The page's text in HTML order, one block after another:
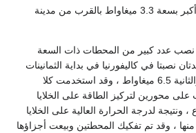
كما تم بناء محطة أخرى أكبر بسعة 3.3 ميغاواط بالقرب من مدينة
نصب عدد كبير من المحطات ذات السعة
نصبتا في كاليفورنيا في بداية الثمانينات
سعة الأولى 1 ميغاواط والثانية 6.5 ميغاواط ، وقد استخدمت كلا
محورين لتركيز الطاقة على الخلايا
لدرجة الحرارة العالية على الخلايا
، وقد تم تفكيك المحطتين وبيعت أجزاؤها